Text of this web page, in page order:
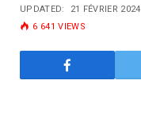
UPDATED: 21 FÉVRIER 2024
6 641VIEWS